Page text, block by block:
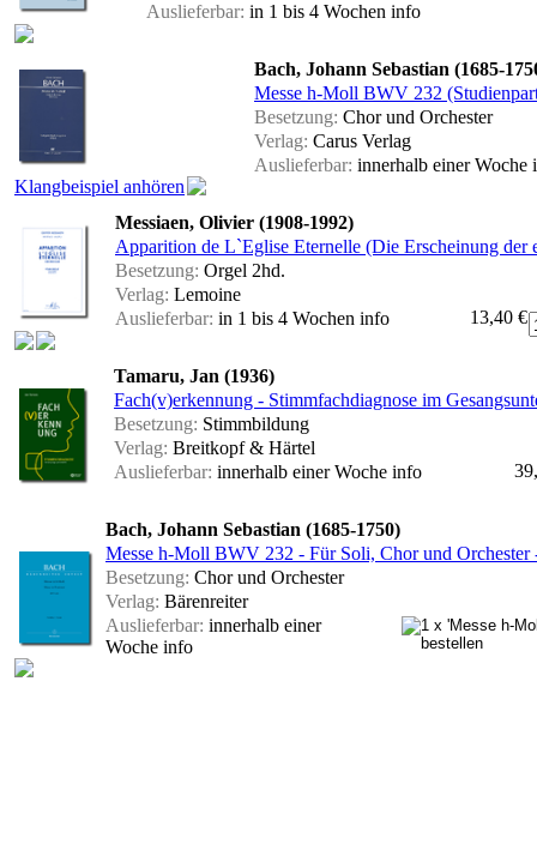
Auslieferbar: in 1 bis 4 Wochen info
Klangbeispiel anhören
Bach, Johann Sebastian (1685-
Messe h-Moll BWV 232
Besetzung: Chor und Orchester
Verlag: Carus Verlag
Auslieferbar: innerhalb einer Woche
Messiaen, Olivier (1908-1992)
Apparition de L`Eglise Eternelle (Die Erscheinung der
Besetzung: Orgel 2hd.
Verlag: Lemoine
Auslieferbar: in 1 bis 4 Wochen info 13,40 €
Tamaru, Jan (1936)
Fach(v)erkennung - Stimmfachdiagnose im
Besetzung: Stimmbildung
Verlag: Breitkopf & Härtel
Auslieferbar: innerhalb einer Woche info
Bach, Johann Sebastian (1685-1750)
Messe h-Moll BWV 232 - Für Soli, Chor und Orchester
Besetzung: Chor und Orchester
Verlag: Bärenreiter
Auslieferbar: innerhalb einer
Woche info